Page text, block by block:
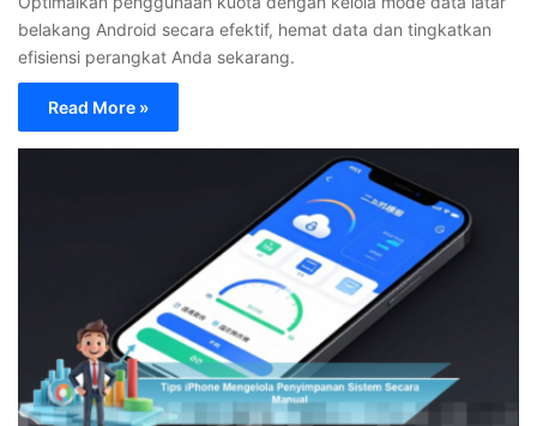
belakang Android secara efektif, hemat data dan tingkatkan
efisiensi perangkat Anda sekarang.
Read More »